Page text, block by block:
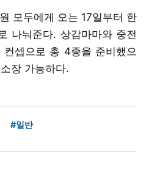
모두에게 오는 17일부터 한
나눠준다. 상감마마와 중전
셉으로 총 4종을 준비했으
장 가능하다.
#일반